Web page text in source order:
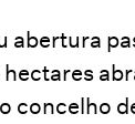
abertura
concelho